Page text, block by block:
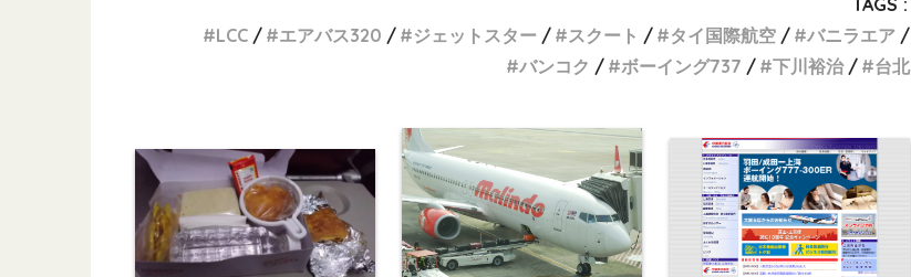
LCC
エアバス320 ジェットスター スクート タイ国際航空
バニラエア
バンコク
ボーイング737 下川裕治 台北